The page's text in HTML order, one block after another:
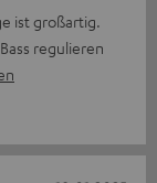
ist großartig.
regulieren